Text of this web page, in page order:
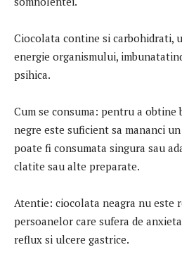
Ciocolata contine si carbohidrati,
energie organismului,
psihica.
Cum se consuma: pentru a
negre este suficient sa mananci
poate fi consumata singura sau
clatite sau alte preparate.
Atentie: ciocolata neagra nu este
persoanelor care sufera de
reflux si ulcere gastrice.